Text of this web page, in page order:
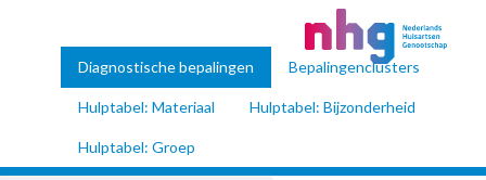
Diagnostische bepalingen Bepalingenclusters
Hulptabel: Materiaal Hulptabel: Bijzonderheid
Hulptabel: Groep